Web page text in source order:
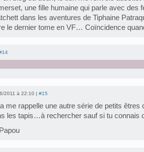
une fille humaine qui parle avec des
dans les aventures de Tiphaine
le dernier tome en VF… Coïncidence
2011 à 22:10 | #15
me rappelle une autre série de petits êtres
les tapis…à rechercher sauf si tu connais
Papou